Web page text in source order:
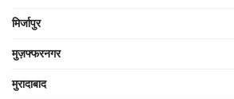
मिर्जापुर
मुज़फ्फरनगर
मुरादाबाद